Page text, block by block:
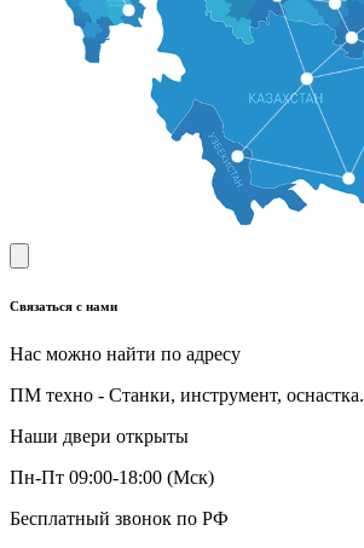
Связаться с нами
Нас можно найти по адресу
ПМ техно - Станки, инструмент, оснастка.
Наши двери открыты
Пн-Пт 09:00-18:00 (Мск)
Бесплатный звонок по РФ